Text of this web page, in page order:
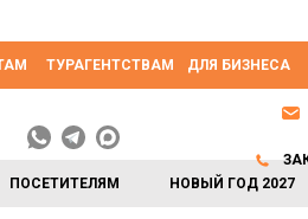
ТУРАГЕНТСТВАМ ДЛЯ БИЗНЕСА
ПОСЕТИТЕЛЯМ НОВЫЙ ГОД 2027